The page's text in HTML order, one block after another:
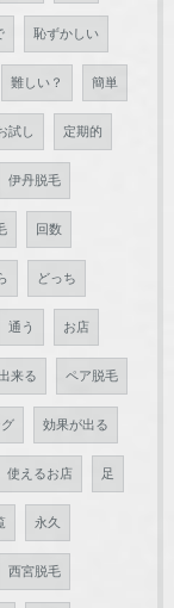
恥ずかしい
難しい？ 簡単
試し 定期的
伊丹脱毛
回数
どっち
通う お店
来る ペア脱毛
効果が出る
使えるお店 足
永久
西宮脱毛